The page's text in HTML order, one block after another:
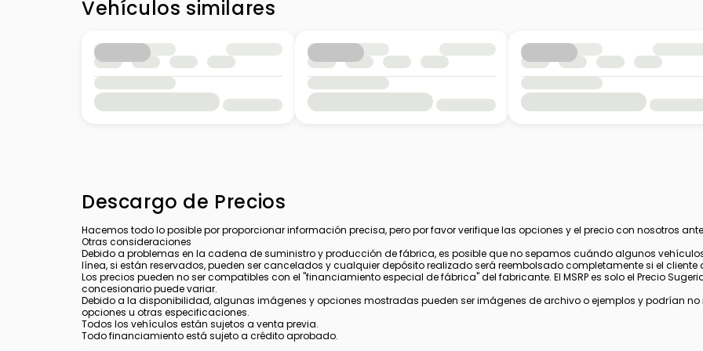
Windshield Wipers - Rear
Vehículos similares
Descargo de Precios
Hacemos todo lo posible por proporcionar información precisa, pero por favor verifique las opciones y el precio con nosotros
Otras consideraciones
Debido a problemas en la cadena de suministro y producción de fábrica, es posible que no sepamos cuándo algunos
línea, si están reservados, pueden ser cancelados y cualquier depósito realizado será reembolsado completamente si el
Los precios pueden no ser compatibles con el "financiamiento especial de fábrica" del fabricante. El MSRP es solo el Precio
concesionario puede variar.
Debido a la disponibilidad, algunas imágenes y opciones mostradas pueden ser imágenes de archivo o ejemplos y podrían
opciones u otras especificaciones.
Todos los vehículos están sujetos a venta previa.
Todo financiamiento está sujeto a crédito aprobado.